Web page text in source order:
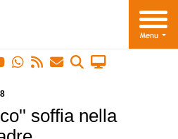
soffia nella